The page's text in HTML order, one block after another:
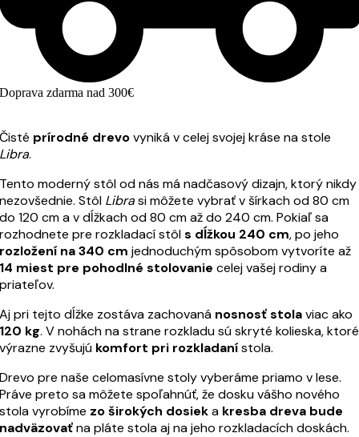
Doprava zdarma nad 300€
Čisté prírodné drevovyniká v celej svojej kráse na stole
Libra.
Tento moderný stôl od nás má nadčasový dizajn, ktorý nikdy
nezovšednie. Stôl Librasi môžete vybrať v šírkach od 80 cm
do 120 cm a v dĺžkach od 80 cm až do 240 cm. Pokiaľ sa
rozhodnete pre rozkladací stôls dĺžkou 240 cm, po jeho
rozložení na 340 cm jednoduchým spôsobom vytvoríte až
14 miest pre pohodlné stolovanie celej vašej rodiny a
priateľov.
Aj pri tejto dĺžke zostáva zachovaná nosnosť stolaviac ako
120 kg. V nohách na strane rozkladu sú skryté kolieska, ktoré
výrazne zvyšujú komfort pri rozkladanístola.
Drevo pre naše celomasívne stoly vyberáme priamo v lese.
Práve preto sa môžete spoľahnúť, že dosku vášho nového
stola vyrobíme zo širokých dosieka kresba dreva bude
nadväzovaťna pláte stola aj na jeho rozkladacích doskách.